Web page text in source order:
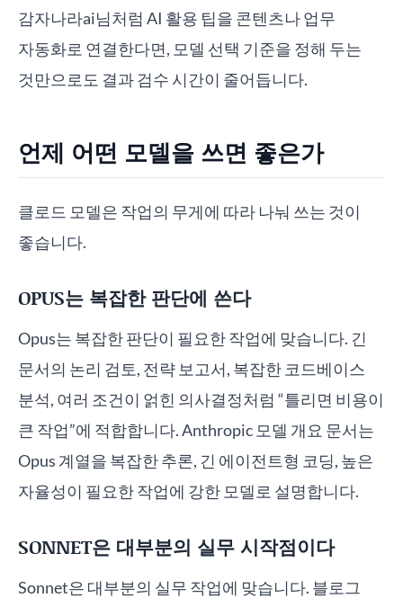
감자나라ai님처럼 AI 활용 팁을 콘텐츠나 업무
자동화로 연결한다면, 모델 선택 기준을 정해 두는
것만으로도 결과 검수 시간이 줄어듭니다.
언제 어떤 모델을 쓰면 좋은가
클로드 모델은 작업의 무게에 따라 나눠 쓰는 것이
좋습니다.
OPUS는 복잡한 판단에 쓴다
Opus는 복잡한 판단이 필요한 작업에 맞습니다. 긴
문서의 논리 검토, 전략 보고서, 복잡한 코드베이스
분석, 여러 조건이 얽힌 의사결정처럼 “틀리면 비용이
큰 작업”에 적합합니다. Anthropic 모델 개요 문서는
Opus 계열을 복잡한 추론, 긴 에이전트형 코딩, 높은
자율성이 필요한 작업에 강한 모델로 설명합니다.
SONNET은 대부분의 실무 시작점이다
Sonnet은 대부분의 실무 작업에 맞습니다. 블로그